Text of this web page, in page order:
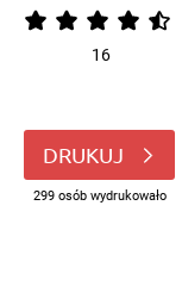
16
DRUKUJ
299 osób wydrukowało